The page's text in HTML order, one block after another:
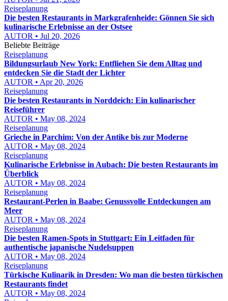
Reiseplanung
Die besten Restaurants in Markgrafenheide: Gönnen Sie sich
kulinarische Erlebnisse an der Ostsee
AUTOR • Jul 20, 2026
Beliebte Beiträge
Reiseplanung
Bildungsurlaub New York: Entfliehen Sie dem Alltag und
entdecken Sie die Stadt der Lichter
AUTOR • Apr 20, 2026
Reiseplanung
Die besten Restaurants in Norddeich: Ein kulinarischer
Reiseführer
AUTOR • May 08, 2024
Reiseplanung
Grieche in Parchim: Von der Antike bis zur Moderne
AUTOR • May 08, 2024
Reiseplanung
Kulinarische Erlebnisse in Aubach: Die besten Restaurants im
Überblick
AUTOR • May 08, 2024
Reiseplanung
Restaurant-Perlen in Baabe: Genussvolle Entdeckungen am
Meer
AUTOR • May 08, 2024
Reiseplanung
Die besten Ramen-Spots in Stuttgart: Ein Leitfaden für
authentische japanische Nudelsuppen
AUTOR • May 08, 2024
Reiseplanung
Türkische Kulinarik in Dresden: Wo man die besten türkischen
Restaurants findet
AUTOR • May 08, 2024